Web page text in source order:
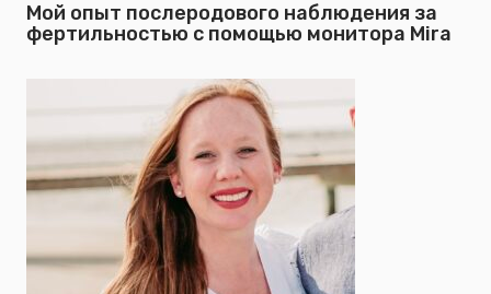
Мой опыт послеродового наблюдения за
фертильностью с помощью монитора Mira